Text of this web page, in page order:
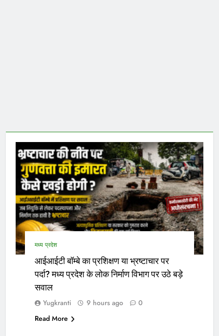
मध्य प्रदेश
आईआईटी बॉम्बे का प्रशिक्षण या भ्रष्टाचार पर
पर्दा? मध्य प्रदेश के लोक निर्माण विभाग पर उठे बड़े
सवाल
Yugkranti 9 hours ago
0
Read More